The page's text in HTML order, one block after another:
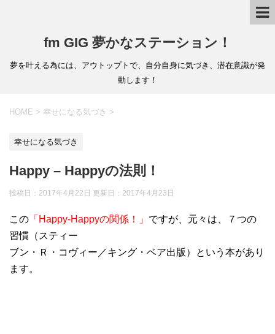
fm GIG 夢かなステーション！
夢を叶える為には、アウトップトで、自分自身に気づき、潜在意識が発
動します！
HOME > 幸せになる気づき >
幸せになる気づき
Happy – Happyの法則！
投稿日：2017年4月22日 更新日： 2017年4月23日
この 「Happy-Happyの関係！」 ですが、元々は、７つの
習慣（スティー
ブン・Ｒ・コヴィー／キング・ベア出版）という本があり
ます。